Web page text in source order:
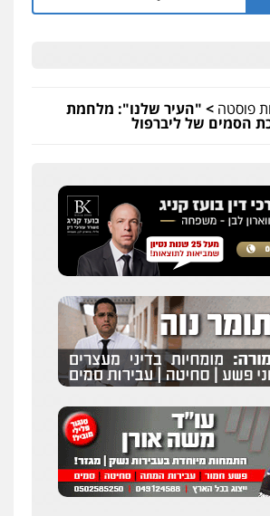
פוסטה > "העיר שלנו": מלחמת
הסמים של ליברפול